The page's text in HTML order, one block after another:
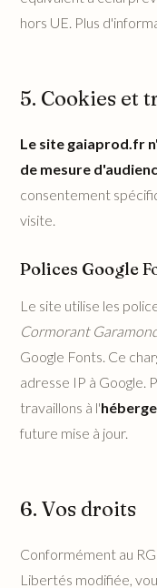
hors UE. Plus
5. Cookies et
Le site gaiaprod.fr
de mesure
consentement
visite.
Polices Google
Le site utilise les
Cormorant
Google Fonts. Ce
adresse IP à Google.
travaillons à l'
future mise à jour.
6. Vos droits
Conformément au
Libertés modifiée,